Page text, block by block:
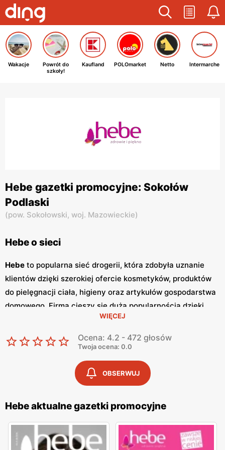
Wakacje
Powrót do
szkoły!
Kaufland POLOmarket Netto Intermarche
Hebe gazetki promocyjne: Sokołów
Podlaski
(pow. Sokołowski, woj. Mazowieckie)
Hebe o sieci
Hebe to popularna sieć drogerii, która zdobyła uznanie
klientów dzięki szerokiej ofercie kosmetyków, produktów
do pielęgnacji ciała, higieny oraz artykułów gospodarstwa
domowego. Firma cieszy się dużą popularnością dzięki
wysokiej jakości obsługi, atrakcyjnym
promocjom. Klienci mogą liczyć na bogaty wybór
produktów, które spełniają najwyższe standardy jakości.
Jednym z kluczowych elementów strategii marketingowej
są regularnie wydawanegazetki promocyjne
te prezentują najnowsze oferty specjalne,
nowości produktowe oraz sezonowe wyprzedaże, dzięki
czemu klienci mogą planować swoje zakupy i korzystać z
wyjątkowych okazji cenowych. Są one dostępne zarówno
w formie papierowej w sklepach, jak i online, co umożliwia
WIĘCEJ
Ocena: 4.2 - 472 głosów
Twoja ocena: 0.0
OBSERWUJ
Hebe aktualne gazetki promocyjne